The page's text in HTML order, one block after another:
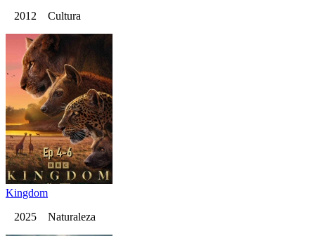
2012 Cultura
Kingdom
2025 Naturaleza